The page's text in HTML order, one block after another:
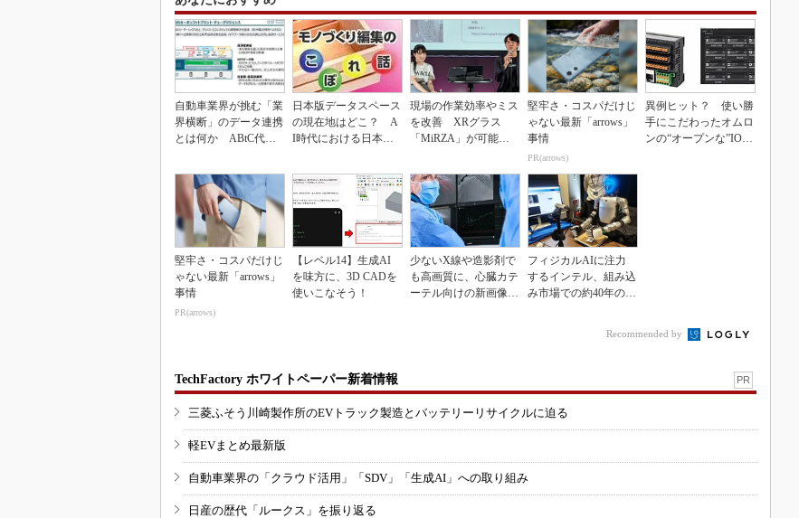
自動車業界が挑む「業
界横断」のデータ連携
とは何か ABtC代表
日本版データスペース
の現在地はどこ？ A
I時代における日本の
現場の作業効率やミス
を改善 XRグラス
「MiRZA」が可能に
の...
堅牢さ・コスパだけじ
ゃない最新「arrows」
事情
PR(arrows)
異例ヒット？ 使い勝
手にこだわったオムロ
ンの“オープンな”IO-L
堅牢さ・コスパだけじ
ゃない最新「arrows」
事情
PR(arrows)
【レベル14】生成AI
を味方に、3D CADを
使いこなそう！
少ないX線や造影剤で
も高画質に、心臓カテ
ーテル向けの新画像技
フィジカルAIに注力
するインテル、組み込
み市場での約40年の実
Recommended by
TechFactory ホワイトペーパー新着情報 PR
三菱ふそう川崎製作所のEVトラック製造とバッテリーリサイクルに迫る
軽EVまとめ最新版
自動車業界の「クラウド活用」「SDV」「生成AI」への取り組み
日産の歴代「ルークス」を振り返る